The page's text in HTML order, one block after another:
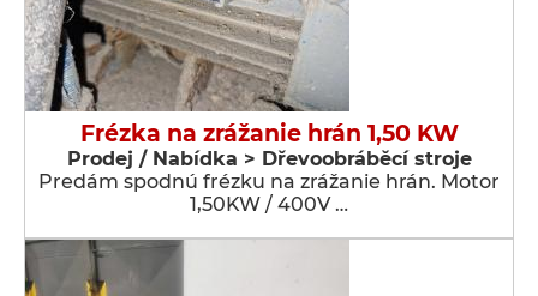
Frézka na zrážanie hrán 1,50 KW
Prodej / Nabídka > Dřevoobráběcí stroje
Predám spodnú frézku na zrážanie hrán. Motor
1,50KW / 400V …